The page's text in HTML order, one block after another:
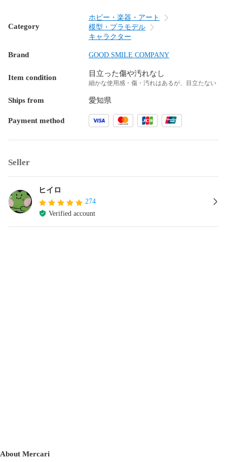
Category
ホビー・楽器・アート
模型・プラモデル
キャラクター
Brand GOOD SMILE COMPANY
Item condition 目立った傷や汚れなし
細かな使用感・傷・汚れはあるが、目立たない
Ships from 愛知県
Payment method
Seller
ヒイロ
274
Verified account
About Mercari